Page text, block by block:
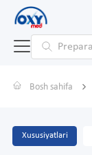
Bosh sahifa
Xususiyatlari